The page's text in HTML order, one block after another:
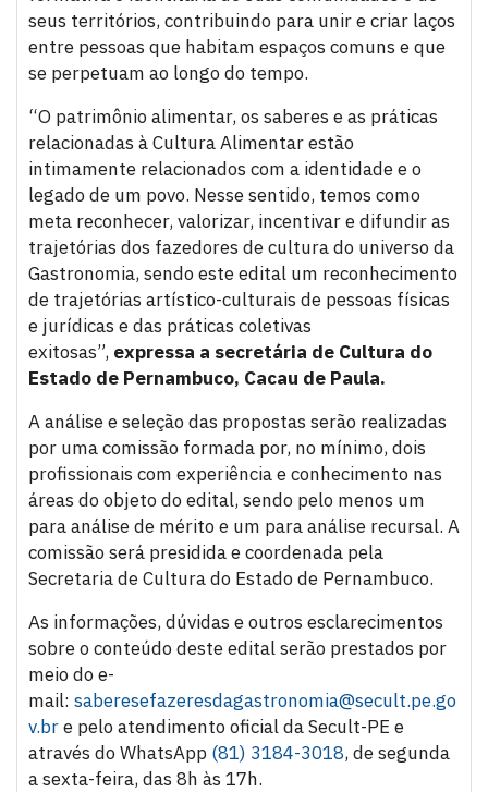
seus territórios, contribuindo para unir e criar laços
entre pessoas que habitam espaços comuns e que
se perpetuam ao longo do tempo.
“O patrimônio alimentar, os saberes e as práticas
relacionadas à Cultura Alimentar estão
intimamente relacionados com a identidade e o
legado de um povo. Nesse sentido, temos como
meta reconhecer, valorizar, incentivar e difundir as
trajetórias dos fazedores de cultura do universo da
Gastronomia, sendo este edital um reconhecimento
de trajetórias artístico-culturais de pessoas físicas
e jurídicas e das práticas coletivas
exitosas”, expressa a secretária de Cultura do
Estado de Pernambuco, Cacau de Paula.
A análise e seleção das propostas serão realizadas
por uma comissão formada por, no mínimo, dois
profissionais com experiência e conhecimento nas
áreas do objeto do edital, sendo pelo menos um
para análise de mérito e um para análise recursal. A
comissão será presidida e coordenada pela
Secretaria de Cultura do Estado de Pernambuco.
As informações, dúvidas e outros esclarecimentos
sobre o conteúdo deste edital serão prestados por
meio do e-
mail: saberesefazeresdagastronomia@secult.pe.go
v.bre pelo atendimento oficial da Secult-PE e
através do WhatsApp (81) 3184-3018, de segunda
a sexta-feira, das 8h às 17h.